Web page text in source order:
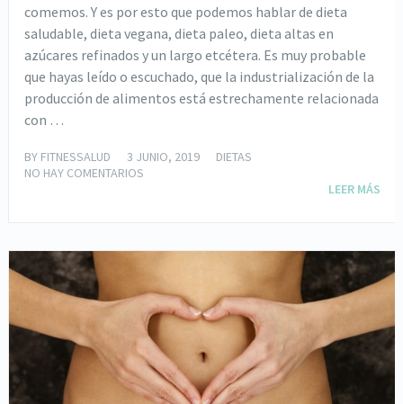
comemos. Y es por esto que podemos hablar de dieta
saludable, dieta vegana, dieta paleo, dieta altas en
azúcares refinados y un largo etcétera. Es muy probable
que hayas leído o escuchado, que la industrialización de la
producción de alimentos está estrechamente relacionada
con …
BY FITNESSALUD 3 JUNIO, 2019
DIETAS
NO HAY COMENTARIOS
LEER MÁS